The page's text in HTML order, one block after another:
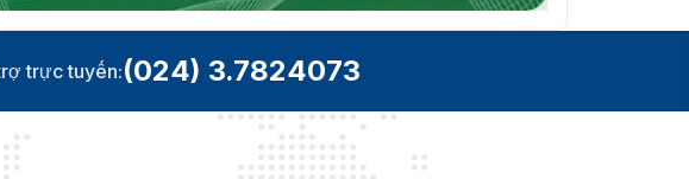
trực tuyến:(024) 3.7824073